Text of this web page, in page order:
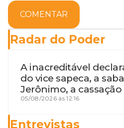
COMENTAR
Radar do Poder
A inacreditável
do vice sapeca, a
Jerônimo, a
desembargadora e a
05/08/2026 às 12:16
Entrevistas